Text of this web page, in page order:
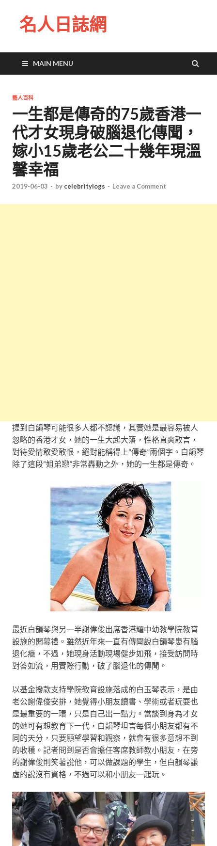
名人日誌網
MAIN MENU
藝人百科
一生都是傳奇的75歲香港一
代才女現身破腦退化傳聞，
嫁小15歲老公二十幾年現溫
馨幸福
2019-06-03 - by celebritylogs - Leave a Comment
提到白韻琴可能很多人都不認識，其實她是最容易被人
忽略的香港才女，她的一生大起大落，性格直爽敢言，
對待愛情敢愛敢恨，絕對能稱得上“傳奇”兩個字。白韻琴
除了這段“姐弟戀”非常轟動之外，她的一生都是傳奇。
最近白韻琴與另一半謝偉俊出席香港耀中幼教學院教育
設施的開幕禮。雖然近年來一直有傳聞說白韻琴患有腦
退化癥，不過，她現身活動現場健步如飛，接受訪問時
對答如流，用實際行動，破了腦退化的傳聞。
以基金撥款支持學院教育設施落成的白玉琴表示，是由
老公謝偉俊安排，她覺得小朋友讀書、學術或者玩耍也
是最重要的一環，只是自己出一點力。當談到身為才女
的她可有想教育下一代，白韻琴坦言每個小朋友都有不
同的天分，只要願望學習和觀察，就會有很多意想不到
的收穫。記者問到是否會擔任客席教師教小朋友，在旁
的謝偉俊則笑著說他，可以做課題的學生，但白韻琴謙
虛的說沒有資格，不過可以和小朋友一起玩。